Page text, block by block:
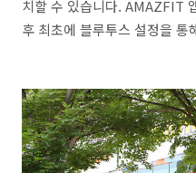
치할 수 있습니다. AMAZFIT
후 최초에 블루투스 설정을 통